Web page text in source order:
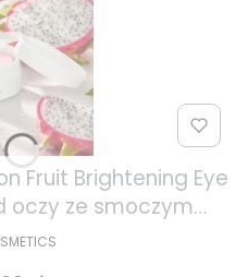
Fruit Brightening Eye
oczy ze smoczym
30 par